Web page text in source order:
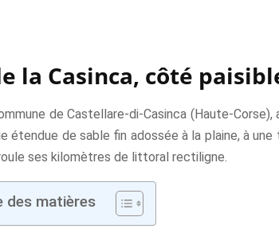
la Casinca, côté
de Castellare-di-Casinca (Haute-
de sable fin adossée à la plaine, à
ses kilomètres de littoral rectiligne.
des matières